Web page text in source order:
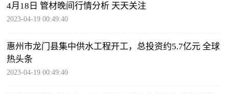
4月18日 管材晚间行情分析 天天关注
2023-04-19 00:49:40
惠州市龙门县集中供水工程开工，总投资约5.7亿元 全球
热头条
2023-04-19 00:49:40